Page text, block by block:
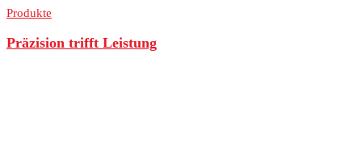
Produkte
Präzision trifft Leistung